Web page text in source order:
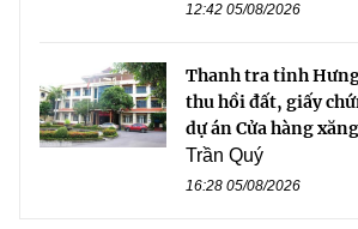
12:42 05/08/2026
Thanh tra tỉnh
thu hồi đất, giấy
dự án Cửa hàng
Trần Quý
16:28 05/08/2026